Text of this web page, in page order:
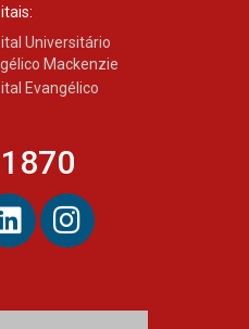
para
em Minas
do ano
Universitário
Mackenzie
Evangélico